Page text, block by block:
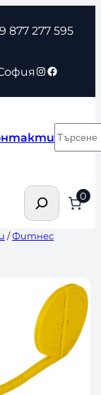
877 277 595
Instagram
Facebook
Търсене 0
/Фитнес